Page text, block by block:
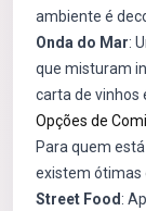
ambiente é
Onda do Mar:
que misturam
carta de vinhos
Opções de
Para quem
existem ótimas
Street Food :